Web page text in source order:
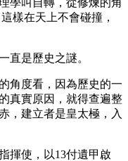
樣在天上不會碰撞，
直是歷史之謎。
角度看，因為歷史的一
真實原因，就得查遍整
，建立者是皇太極，入
揮使，以13付遺甲啟